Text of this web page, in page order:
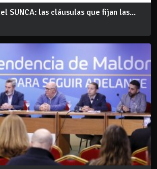
SUNCA: las cláusulas que fijan las...